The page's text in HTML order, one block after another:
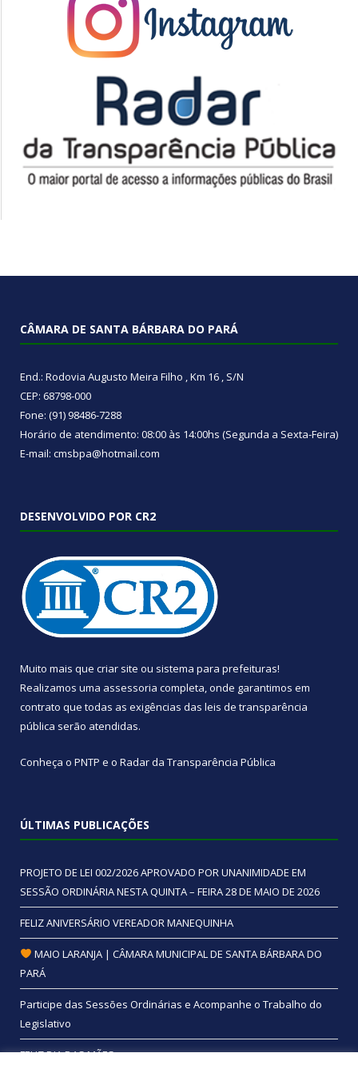
CÂMARA DE SANTA BÁRBARA DO PARÁ
End.: Rodovia Augusto Meira Filho , Km 16 , S/N
CEP: 68798-000
Fone: (91) 98486-7288
Horário de atendimento: 08:00 às 14:00hs (Segunda a Sexta-Feira)
E-mail: cmsbpa@hotmail.com
DESENVOLVIDO POR CR2
Muito mais que criar site ou sistema para prefeituras!
Realizamos uma assessoria completa, onde garantimos em
contrato que todas as exigências das leis de transparência
pública serão atendidas.
Conheça o PNTP e o Radar da Transparência Pública
ÚLTIMAS PUBLICAÇÕES
PROJETO DE LEI 002/2026 APROVADO POR UNANIMIDADE EM
SESSÃO ORDINÁRIA NESTA QUINTA – FEIRA 28 DE MAIO DE 2026
FELIZ ANIVERSÁRIO VEREADOR MANEQUINHA
MAIO LARANJA | CÂMARA MUNICIPAL DE SANTA BÁRBARA DO
PARÁ
Participe das Sessões Ordinárias e Acompanhe o Trabalho do
Legislativo
FELIZ DIA DAS MÃES